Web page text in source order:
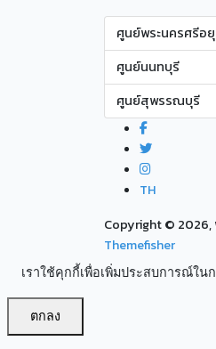
ศูนย์พระนครศรีอ
ศูนย์นนทบุรี
ศูนย์สุพรรณบุรี
TH
Copyright © 2026,
Themefisher
เราใช้คุกกี้เพื่อเพิ่มประสบการณ์ใ
ตกลง